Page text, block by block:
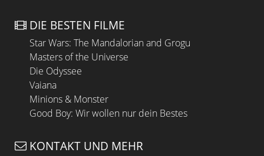
DIE BESTEN FILME
Star Wars: The Mandalorian and Grogu
Masters of the Universe
Die Odyssee
Vaiana
Minions & Monster
Good Boy: Wir wollen nur dein Bestes
KONTAKT UND MEHR